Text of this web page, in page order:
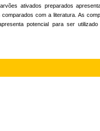
ativados preparados
com a literatura. As
potencial para ser